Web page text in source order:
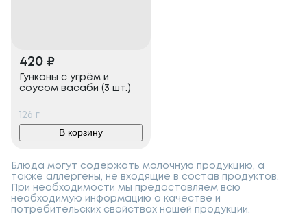
420 ₽
Гунканы с угрём и
соусом васаби (3 шт.)
126 г
В корзину
Блюда могут содержать молочную продукцию, а
также аллергены, не входящие в состав продуктов.
При необходимости мы предоставляем всю
необходимую информацию о качестве и
потребительских свойствах нашей продукции.